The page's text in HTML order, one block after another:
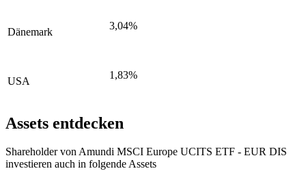
Dänemark
3,04%
USA
1,83%
Assets entdecken
Shareholder von Amundi MSCI Europe UCITS ETF - EUR DIS
investieren auch in folgende Assets